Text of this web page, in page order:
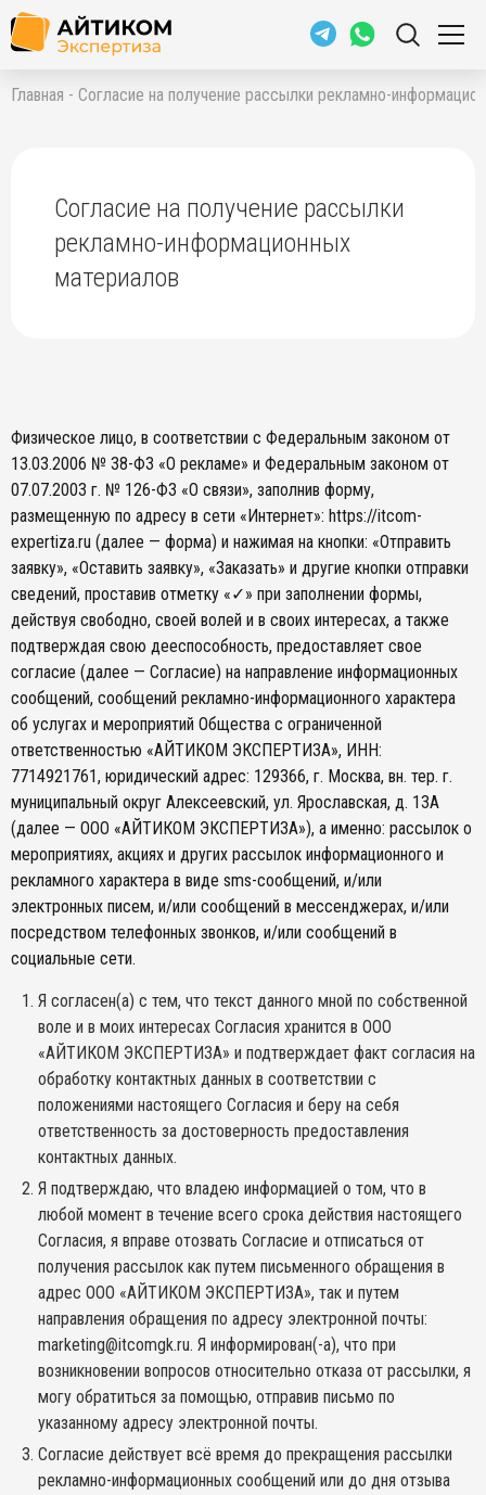
О компании
Негосударственная экспертиза проектной документации
Негосударственная экспертиза результатов инженерных
изысканий
Негосударственная экспертиза сметной документации
Аудит результатов инженерных изысканий
Перевод пояснительной записки в формат XML
Расчет пожарных рисков
Главная - Согласие на получение рассылки рекламно-
Согласие на получение рассылки
рекламно-информационных
материалов
Физическое лицо, в соответствии с Федеральным законом от
13.03.2006 № 38-ФЗ «О рекламе» и Федеральным законом от
07.07.2003 г. № 126-ФЗ «О связи», заполнив форму,
размещенную по адресу в сети «Интернет»: https://itcom-
expertiza.ru (далее — форма) и нажимая на кнопки: «Отправить
заявку», «Оставить заявку», «Заказать» и другие кнопки отправки
сведений, проставив отметку «✓» при заполнении формы,
действуя свободно, своей волей и в своих интересах, а также
подтверждая свою дееспособность, предоставляет свое
согласие (далее — Согласие) на направление информационных
сообщений, сообщений рекламно-информационного характера
об услугах и мероприятий Общества с ограниченной
ответственностью «АЙТИКОМ ЭКСПЕРТИЗА», ИНН:
7714921761, юридический адрес: 129366, г. Москва, вн. тер. г.
муниципальный округ Алексеевский, ул. Ярославская, д. 13А
(далее — ООО «АЙТИКОМ ЭКСПЕРТИЗА»), а именно: рассылок о
мероприятиях, акциях и других рассылок информационного и
рекламного характера в виде sms-сообщений, и/или
электронных писем, и/или сообщений в мессенджерах, и/или
посредством телефонных звонков, и/или сообщений в
социальные сети.
Я согласен(а) с тем, что текст данного мной по собственной
воле и в моих интересах Согласия хранится в ООО
«АЙТИКОМ ЭКСПЕРТИЗА» и подтверждает факт согласия на
обработку контактных данных в соответствии с
положениями настоящего Согласия и беру на себя
ответственность за достоверность предоставления
контактных данных.
Я подтверждаю, что владею информацией о том, что в
любой момент в течение всего срока действия настоящего
Согласия, я вправе отозвать Согласие и отписаться от
получения рассылок как путем письменного обращения в
адрес ООО «АЙТИКОМ ЭКСПЕРТИЗА», так и путем
направления обращения по адресу электронной почты:
marketing@itcomgk.ru. Я информирован(-а), что при
возникновении вопросов относительно отказа от рассылки, я
могу обратиться за помощью, отправив письмо по
указанному адресу электронной почты.
Согласие действует всё время до прекращения рассылки
рекламно-информационных сообщений или до дня отзыва